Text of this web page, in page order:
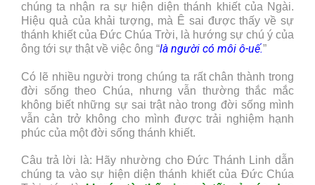
chúng ta nhận ra sự hiện diện thánh khiết của Ngài.
Hiệu quả của khải tượng, mà Ê sai được thấy về sự
thánh khiết của Đức Chúa Trời, là hướng sự chú ý của
ông tới sự thật về việc ông “là người có môi ô-uế.”
Có lẽ nhiều người trong chúng ta rất chân thành trong
đời sống theo Chúa, nhưng vẫn thường thắc mắc
không biết những sự sai trật nào trong đời sống mình
vẫn cản trở không cho mình được trải nghiệm hạnh
phúc của một đời sống thánh khiết.
Câu trả lời là: Hãy nhường cho Đức Thánh Linh dẫn
chúng ta vào sự hiện diện thánh khiết của Đức Chúa